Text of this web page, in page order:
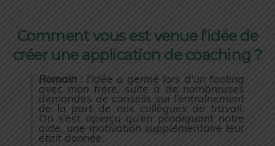
Comment vous est venue l’idée de
créer une application de coaching ?
Romain : l’idée a germé lors d’un footing
avec mon frère, suite à de nombreuses
demandes de conseils sur l’entraînement
de la part de nos collègues de travail.
On s’est aperçu qu’en prodiguant notre
aide, une motivation supplémentaire leur
était donnée.